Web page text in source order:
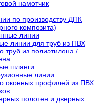
намотчик
по производству ДПК
композита)
линии
линии для труб из ПВХ
труб из полиэтилена /
шланги
линии
оконных профилей из ПВХ
полотен и дверных